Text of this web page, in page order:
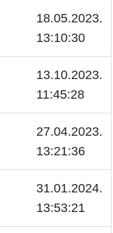
18.05.2023.
13:10:30
13.10.2023.
11:45:28
27.04.2023.
13:21:36
31.01.2024.
13:53:21